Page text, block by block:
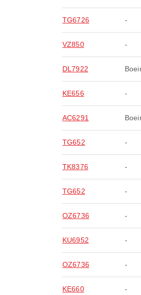
TG6726 -
VZ850 -
DL7922
KE656 -
AC6291
TG652 -
TK8376 -
TG652 -
OZ6736 -
KU6952 -
OZ6736 -
KE660 -